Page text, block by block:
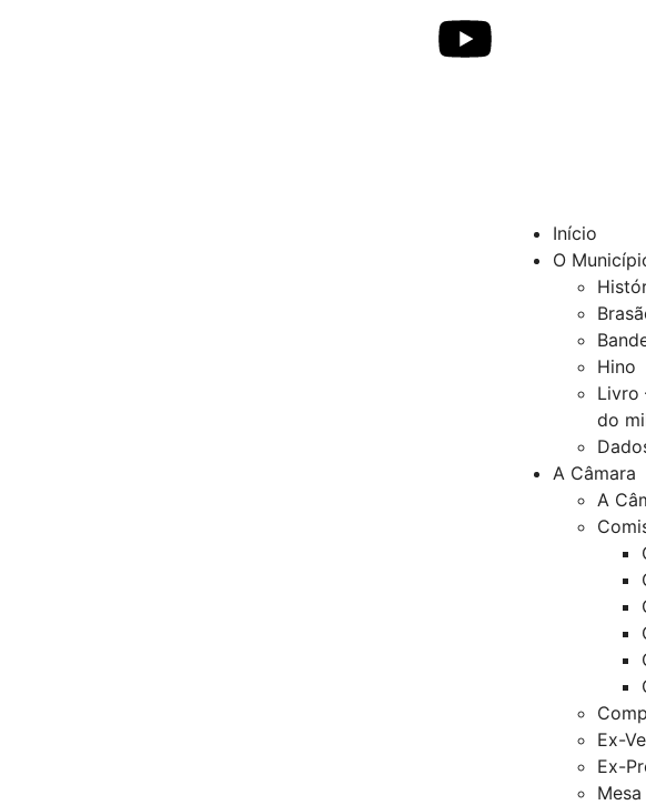
Início
O
Hino
Livro
do
A Câmara
A
Ex-
Ex-